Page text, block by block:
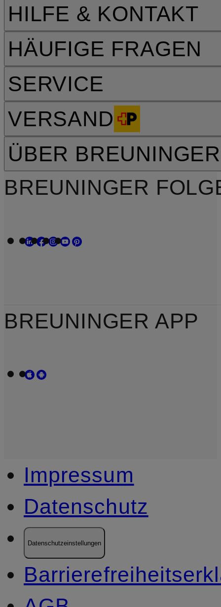
HILFE & KONTAKT
HÄUFIGE FRAGEN
SERVICE
VERSAND
ÜBER BREUNINGER
BREUNINGER
BREUNINGER APP
Impressum
Datenschutz
Datenschutzeinstellungen